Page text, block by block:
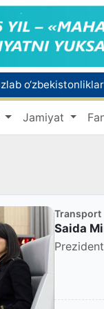
oyligiga
Jamiyat
Transport
Saida